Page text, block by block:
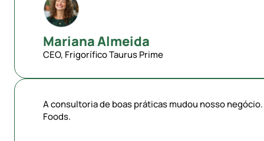
Mariana Almeida
CEO, Frigorífico Taurus Prime
A consultoria de boas práticas mudou nosso
Foods.